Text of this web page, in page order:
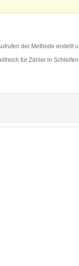
der Methode erstellt
für Zähler in